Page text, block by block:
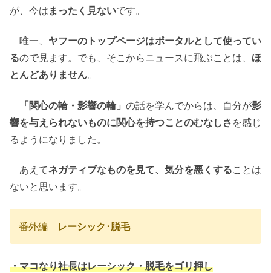
が、今は まったく見ないです。
唯一、 ヤフーのトップページはポータルとして使ってい
るので見ます。でも、そこからニュースに飛ぶことは、 ほ
とんどありません。
「関心の輪・影響の輪」 の話を学んでからは、自分が影
響を与えられないものに関心を持つことのむなしさ を感じ
るようになりました。
あえてネガティブなものを見て、気分を悪くすることは
ないと思います。
番外編 レーシック･脱毛
・マコなり社長はレーシック・脱毛をゴリ押し